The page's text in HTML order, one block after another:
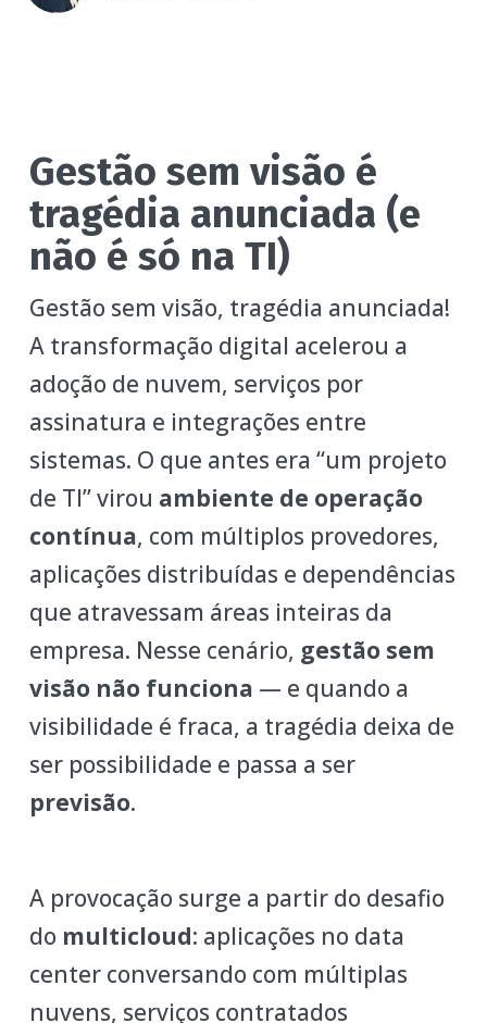
Gestão sem visão é
tragédia anunciada (e
não é só na TI)
Gestão sem visão, tragédia anunciada!
A transformação digital acelerou a
adoção de nuvem, serviços por
assinatura e integrações entre
sistemas. O que antes era “um projeto
de TI” virou ambiente de operação
contínua, com múltiplos provedores,
aplicações distribuídas e dependências
que atravessam áreas inteiras da
empresa. Nesse cenário, gestão sem
visão não funciona — e quando a
visibilidade é fraca, a tragédia deixa de
ser possibilidade e passa a ser
previsão.
A provocação surge a partir do desafio
do multicloud: aplicações no data
center conversando com múltiplas
nuvens, serviços contratados